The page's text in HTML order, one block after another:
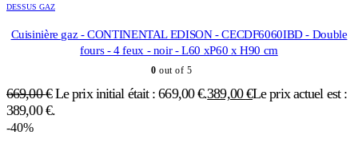
DESSUS GAZ
Cuisinière gaz - CONTINENTAL EDISON - CECDF6060IBD - Double
fours - 4 feux - noir - L60 xP60 x H90 cm
0 out of 5
669,00€ Le prix initial était : 669,00 €.389,00€Le prix actuel est :
389,00 €.
-40%